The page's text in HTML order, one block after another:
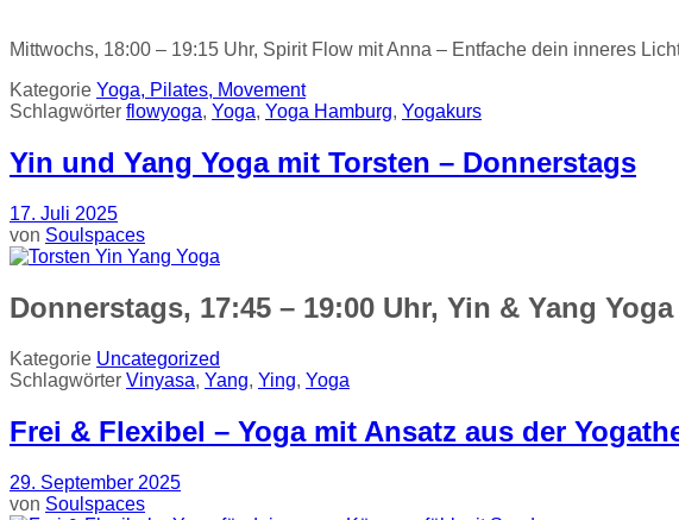
Mittwochs, 18:00 – 19:15 Uhr, Spirit Flow mit Anna – Entfache dein inneres
Kategorie Yoga, Pilates, Movement
Schlagwörter flowyoga, Yoga, Yoga Hamburg, Yogakurs
Yin und Yang Yoga mit Torsten – Donnerstags
17. Juli 2025
von Soulspaces
Donnerstags, 17:45 – 19:00 Uhr, Yin & Yang
Kategorie Uncategorized
Schlagwörter Vinyasa, Yang, Ying, Yoga
Frei & Flexibel – Yoga mit Ansatz aus der
29. September 2025
von Soulspaces